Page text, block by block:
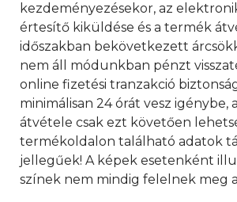
kezdeményezésekor, az
értesítő kiküldése és a termék
időszakban bekövetkezett
nem áll módunkban pénzt
online fizetési tranzakció
minimálisan 24 órát vesz igénybe,
átvétele csak ezt követően
termékoldalon található adatok
jellegűek! A képek esetenként
színek nem mindig felelnek meg